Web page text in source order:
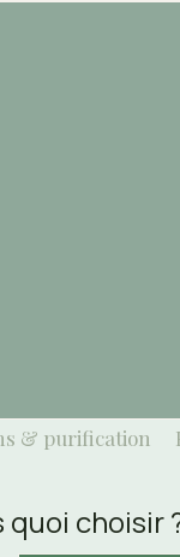
choisir
& purification